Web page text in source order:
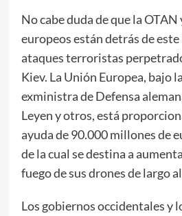
No cabe duda de que la
europeos están detrás de
ataques terroristas
Kiev. La Unión Europea, bajo
exministra de Defensa
Leyen y otros, está
ayuda de 90.000 millones de
de la cual se destina a
fuego de sus drones de largo
Los gobiernos occidentales y